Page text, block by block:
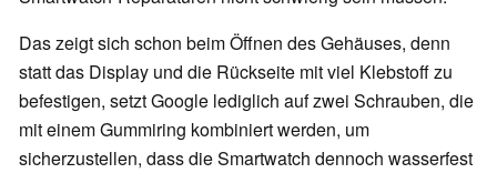
Das zeigt sich schon beim Öffnen des Gehäuses, denn
statt das Display und die Rückseite mit viel Klebstoff zu
befestigen, setzt Google lediglich auf zwei Schrauben, die
mit einem Gummiring kombiniert werden, um
sicherzustellen, dass die Smartwatch dennoch wasserfest